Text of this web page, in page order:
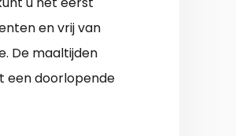
en vrij van
De maaltijden
een doorlopende